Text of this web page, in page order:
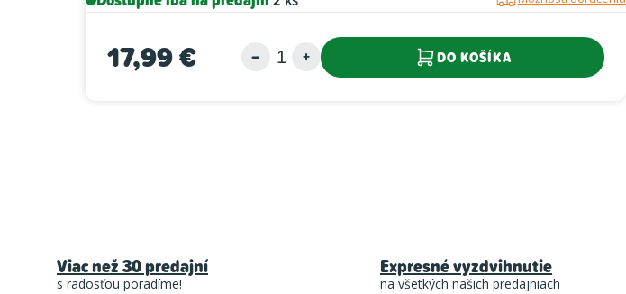
17,99 € DO KOŠÍKA
Viac než 30 predajní
s radosťou poradíme!
Expresné vyzdvihnutie
na všetkých našich predajniach